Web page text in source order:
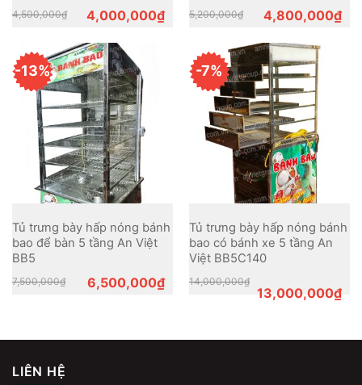
4,500,000₫
Original
price
4,500,000₫.
4,000,000₫
Current
price
4,000,000₫.
5,200,000₫
Original
price
5,200,000₫.
4,800,000₫
Current
price
4,800,000₫.
-13%
Tủ trưng bày hấp nóng bánh
bao để bàn 5 tầng An Việt
BB5
7,500,000₫
Original
price6,500,000₫
Current
price
-7%
Tủ trưng bày hấp nóng bánh
bao có bánh xe 5 tầng An
Việt BB5C140
14,000,000₫
price
was:
13,000,000₫
price
is:
LIÊN HỆ